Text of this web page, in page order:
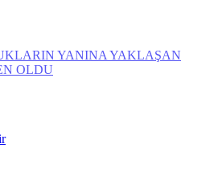
YANINA YAKLAŞAN
OLDU